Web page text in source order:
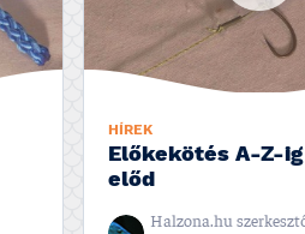
HÍREK
Előkekötés A-Z-
előd
Halzona.hu